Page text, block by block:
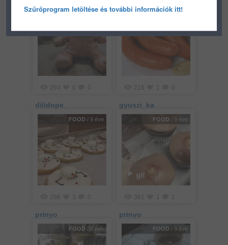
FOOD / 9 éve
294
dilidope_
FOOD/ 9 éve
216
gyuszi_ka
FOOD / 9 éve
286 3
prinyo
gif
FOOD / 9 éve
381
prinyo
FOOD / 9 éve FOOD / 9 éve
Szűrőprogram letöltése és további információk itt!